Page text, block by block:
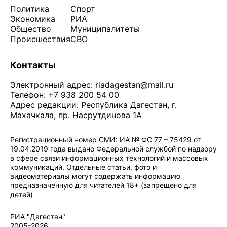
Политика
Экономика
Общество
Происшествия
Спорт
РИА
Муниципалитеты
СВО
Контакты
Электронный адрес: riadagestan@mail.ru
Телефон: +7 938 200 54 00
Адрес редакции: Республика Дагестан, г.
Махачкала, пр. Насрутдинова 1А
Регистрационный номер СМИ: ИА № ФС 77 – 75429 от
19.04.2019 года выдано Федеральной службой по надзору
в сфере связи информационных технологий и массовых
коммуникаций. Отдельные статьи, фото и
видеоматериалы могут содержать информацию
предназначенную для читателей 18+ (запрещено для
детей)
РИА "Дагестан"